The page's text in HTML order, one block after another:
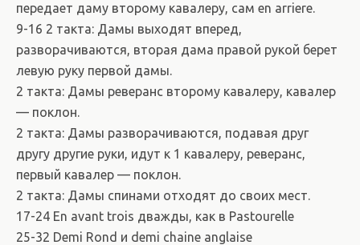
передает даму второму кавалеру, сам en arriere.
9-16 2 такта: Дамы выходят вперед,
разворачиваются, вторая дама правой рукой берет
левую руку первой дамы.
2 такта: Дамы реверанс второму кавалеру, кавалер
— поклон.
2 такта: Дамы разворачиваются, подавая друг
другу другие руки, идут к 1 кавалеру, реверанс,
первый кавалер — поклон.
2 такта: Дамы спинами отходят до своих мест.
17-24 En avant trois дважды, как в Pastourelle
25-32 Demi Rond и demi chaine anglaise